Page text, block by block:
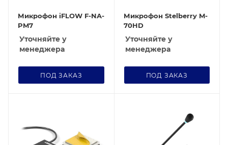
Микрофон iFLOW F-NA-
PM7
Уточняйте у
менеджера
ПОД ЗАКАЗ
Микрофон Stelberry M-
70HD
Уточняйте у
менеджера
ПОД ЗАКАЗ